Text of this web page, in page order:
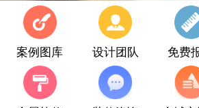
案例图库 设计团队 免费